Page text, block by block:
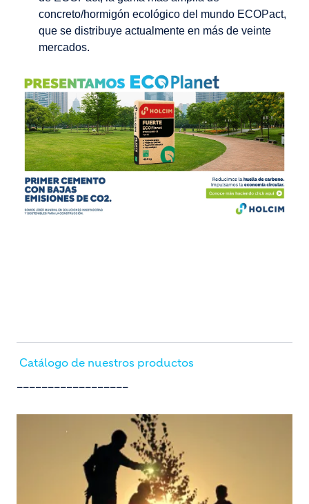
concreto/hormigón ecológico del mundo ECOPact,
que se distribuye actualmente en más de veinte
mercados.
Image
Catálogo de nuestros productos